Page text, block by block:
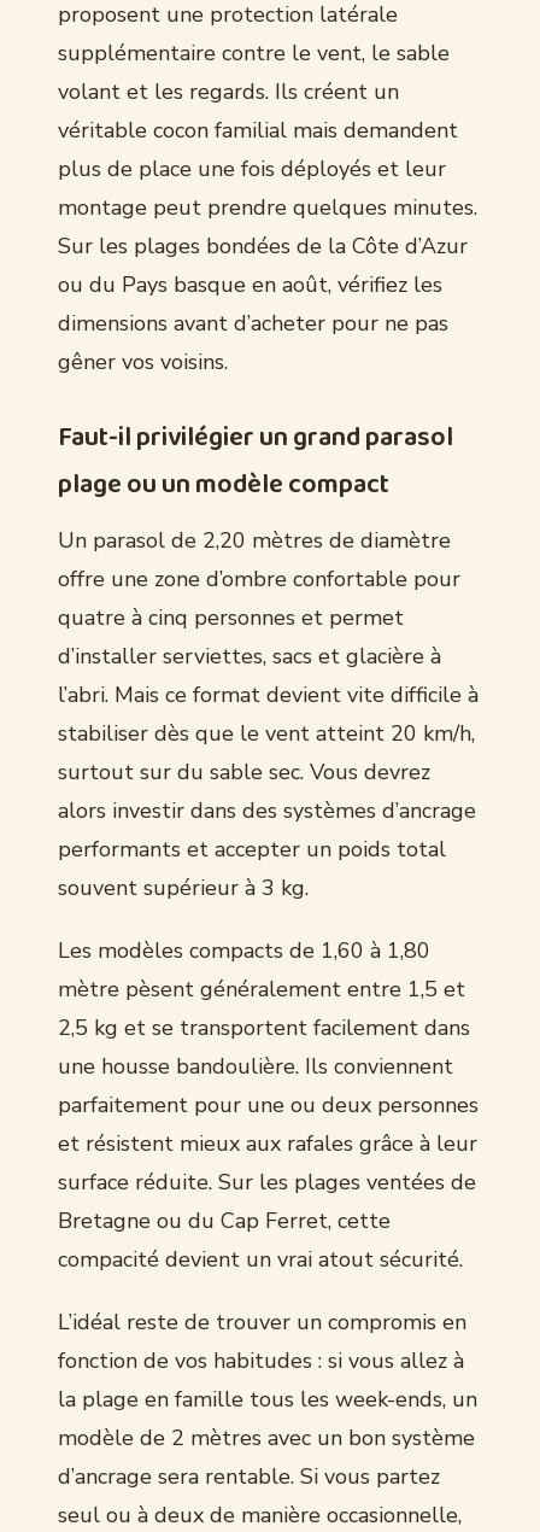
proposent une protection latérale
supplémentaire contre le vent, le sable
volant et les regards. Ils créent un
véritable cocon familial mais demandent
plus de place une fois déployés et leur
montage peut prendre quelques minutes.
Sur les plages bondées de la Côte d’Azur
ou du Pays basque en août, vérifiez les
dimensions avant d’acheter pour ne pas
gêner vos voisins.
Faut-il privilégier un grand parasol
plage ou un modèle compact
Un parasol de 2,20 mètres de diamètre
offre une zone d’ombre confortable pour
quatre à cinq personnes et permet
d’installer serviettes, sacs et glacière à
l’abri. Mais ce format devient vite difficile à
stabiliser dès que le vent atteint 20 km/h,
surtout sur du sable sec. Vous devrez
alors investir dans des systèmes d’ancrage
performants et accepter un poids total
souvent supérieur à 3 kg.
Les modèles compacts de 1,60 à 1,80
mètre pèsent généralement entre 1,5 et
2,5 kg et se transportent facilement dans
une housse bandoulière. Ils conviennent
parfaitement pour une ou deux personnes
et résistent mieux aux rafales grâce à leur
surface réduite. Sur les plages ventées de
Bretagne ou du Cap Ferret, cette
compacité devient un vrai atout sécurité.
L’idéal reste de trouver un compromis en
fonction de vos habitudes : si vous allez à
la plage en famille tous les week-ends, un
modèle de 2 mètres avec un bon système
d’ancrage sera rentable. Si vous partez
seul ou à deux de manière occasionnelle,